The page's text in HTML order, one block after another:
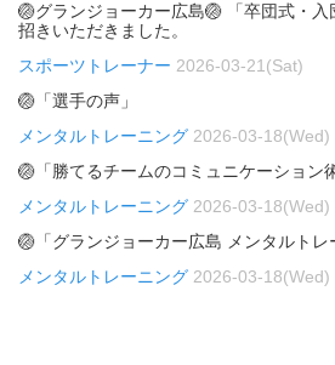
🏐グランジョーカー広島🏐 「卒団式・
招きいただきました。
スポーツトレーナー 2026-03-21(Sat)
🏐「選手の声」
メンタルトレーニング 2026-03-18(Wed)
🏐「勝てるチームのコミュニケーション術
メンタルトレーニング 2026-03-18(Wed)
🏐「グランジョーカー広島 メンタルトレ
メンタルトレーニング 2026-03-18(Wed)